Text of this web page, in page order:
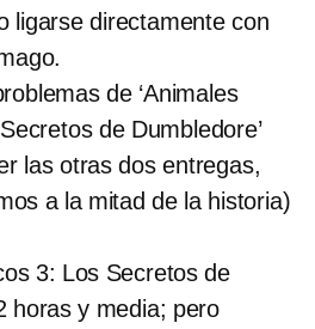
ligarse directamente con
de ‘Animales
de Dumbledore’
las otras dos entregas,
a la mitad de la historia)
3: Los Secretos de
horas y media; pero